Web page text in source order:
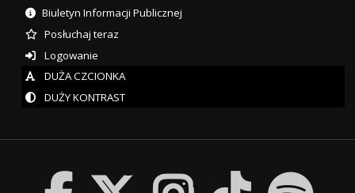
Biuletyn Informacji Publicznej
Posłuchaj teraz
Logowanie
DUŻA CZCIONKA
DUŻY KONTRAST